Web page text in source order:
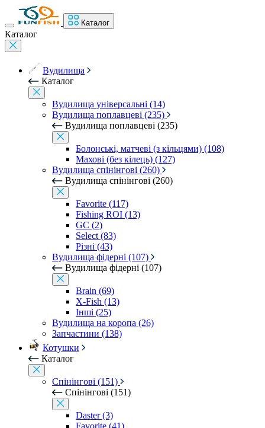
Каталог
Каталог
Вудилища
Каталог
Вудилища універсальні (14)
Вудилища поплавцеві (235)
Вудилища поплавцеві (235)
Болонські, матчеві (з кільцями) (108)
Махові (без кілець) (127)
Вудилища спінінгові (260)
Вудилища спінінгові (260)
Favorite (117)
Fishing ROI (13)
GC (2)
Select (83)
Різні (43)
Вудилища фідерні (107)
Вудилища фідерні (107)
Brain (69)
X-Fish (13)
Інші (25)
Вудилища на коропа (26)
Запчастини (138)
Котушки
Каталог
Спінінгові (151)
Спінінгові (151)
Daster (3)
Favorite (41)